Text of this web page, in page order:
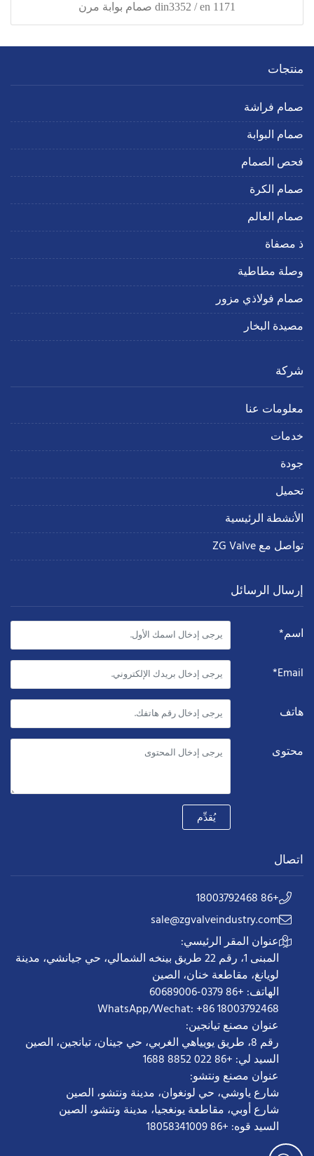
din3352 / en 1171 صمام بوابة مرن
منتجات
صمام فراشة
صمام البوابة
فحص الصمام
صمام الكرة
صمام العالم
ذ مصفاة
وصلة مطاطية
صمام فولاذي مزور
مصيدة البخار
شركة
معلومات عنا
خدمات
جودة
تحميل
الأنشطة الرئيسية
تواصل مع ZG Valve
إرسال الرسائل
اسم*
Email*
هاتف
محتوى
يُقدِّم
اتصال
+86 18003792468
sale@zgvalveindustry.com
عنوان المقر الرئيسي:
المبنى 1، رقم 22 طريق بينخه الشمالي، حي جيانشي، مدينة
لويانغ، مقاطعة خنان، الصين
الهاتف: +86 0379-60689006
WhatsApp/Wechat: +86 18003792468
عنوان مصنع تيانجين:
رقم 8، طريق يويياهي الغربي، حي جينان، تيانجين، الصين
السيد لي: +86 022 8852 1688
عنوان مصنع ونتشو:
شارع ياوشي، حي لونغوان، مدينة ونتشو، الصين
شارع أوبي، مقاطعة يونغجيا، مدينة ونتشو، الصين
السيد قوه: +86 18058341009